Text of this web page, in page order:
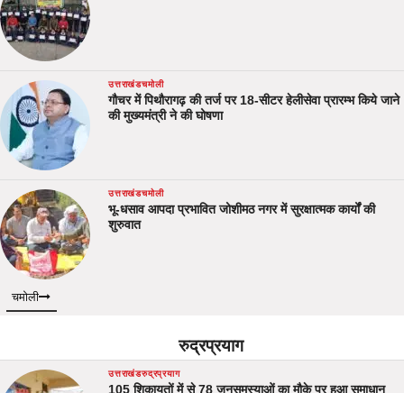
उत्तराखंडचमोली
गौचर में पिथौरागढ़ की तर्ज पर 18-सीटर हेलीसेवा प्रारम्भ किये जाने
की मुख्यमंत्री ने की घोषणा
उत्तराखंडचमोली
भू-धसाव आपदा प्रभावित जोशीमठ नगर में सुरक्षात्मक कार्यों की
शुरुवात
चमोली
रुद्रप्रयाग
उत्तराखंडरुद्रप्रयाग
105 शिकायतों में से 78 जनसमस्याओं का मौके पर हुआ समाधान